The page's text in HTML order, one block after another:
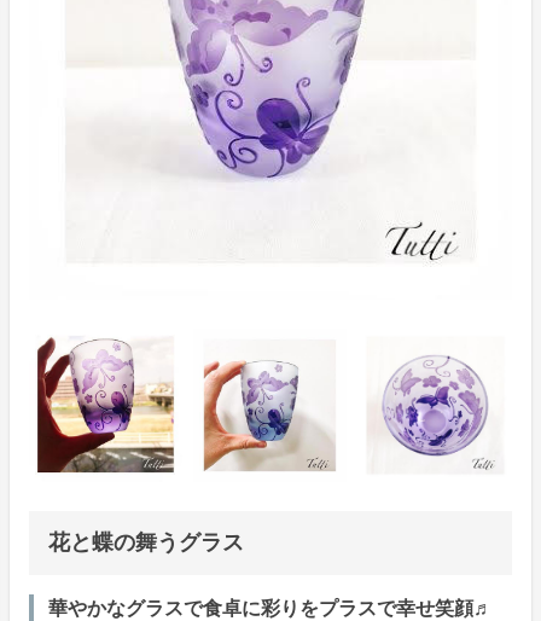
花と蝶の舞うグラス
華やかなグラスで食卓に彩りをプラスで幸せ笑顔♬